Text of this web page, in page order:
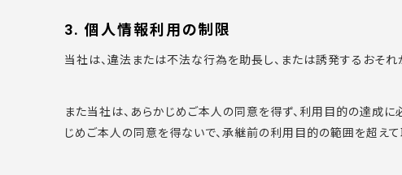
3. 個人情報利用の制限
当社は、違法または不法な行為を助長し、または誘発するおそ
また当社は、あらかじめご本人の同意を得ず、利用目的の達成
じめご本人の同意を得ないで、承継前の利用目的の範囲を超えて